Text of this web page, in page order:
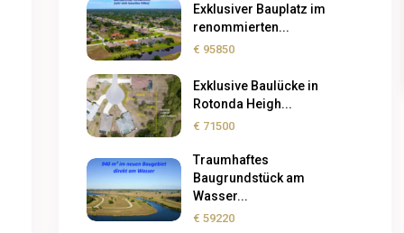
Exklusiver Bauplatz im
renommierten...
€ 95850
Exklusive Baulücke in
Rotonda Heigh...
€ 71500
Traumhaftes
Baugrundstück am
Wasser...
€ 59220